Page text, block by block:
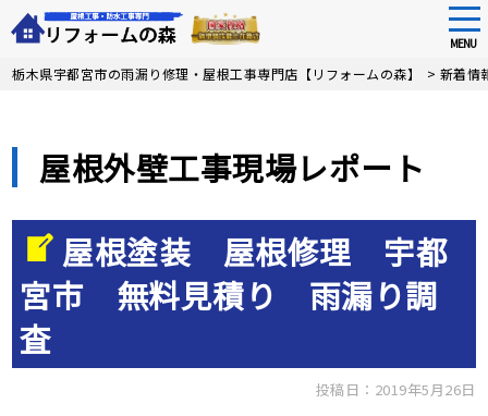
Skip
MENU
栃木県宇都宮市の雨漏り修理・屋根工事専門店【リフォームの森】 > 新着情
屋根外壁工事現場レポート
屋根塗装 屋根修理 宇都
宮市 無料見積り 雨漏り調
査
投稿日：2019年5月26日